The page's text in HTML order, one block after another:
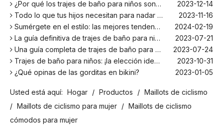
Todo lo que tus hijos necesitan para nadar este verano
2023-11-16
Sumérgete en el estilo: las mejores tendencias en trajes de baño para niños de la temporada
2024-02-19
La guía definitiva de trajes de baño para niños: comodidad, diseño y seguridad
2023-07-21
Una guía completa de trajes de baño para niños: comodidad, estilo y seguridad para divertirse bajo el sol
2023-07-24
Trajes de baño para niños: ¡la elección ideal para tus hijos!
2023-10-31
¿Qué opinas de las gorditas en bikini?
2023-01-05
¡El principal fabricante de trajes de baño en Bali!
2024-02-22
¡Date un chapuzón con los trajes de baño para niños más populares de la temporada!
2024-02-02
Como cualquier otro traje, el bañador infantil: un espacio agradable para relajarse en la playa
Cómo elegir un traje de baño adecuado para niños
Usted está aquí: Hogar / Productos / Maillots de ciclismo
/ Maillots de ciclismo para mujer / Maillots de ciclismo
cómodos para mujer